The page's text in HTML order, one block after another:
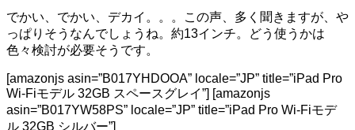
でかい、でかい、デカイ。。。この声、多く聞きますが、や
っぱりそうなんでしょうね。約13インチ。どう使うかは
色々検討が必要そうです。
[amazonjs asin=”B017YHDOOA” locale=”JP” title=”iPad Pro
Wi-Fiモデル 32GB スペースグレイ”] [amazonjs
asin=”B017YW58PS” locale=”JP” title=”iPad Pro Wi-Fiモデ
ル 32GB シルバー”]